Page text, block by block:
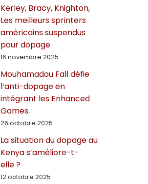
Kerley, Bracy, Knighton,
Les meilleurs sprinters
américains suspendus
pour dopage
16 novembre 2025
Mouhamadou Fall défie
l’anti-dopage en
intégrant les Enhanced
Games.
26 octobre 2025
La situation du dopage au
Kenya s’améliore-t-
elle ?
12 octobre 2025